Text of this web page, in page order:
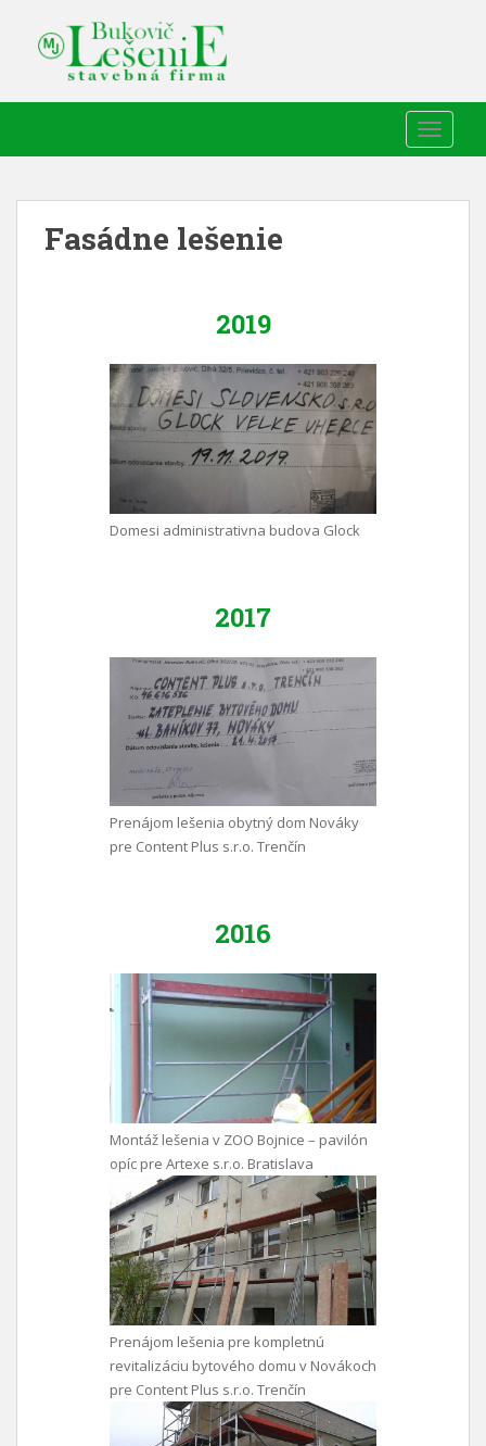
Fasádne lešenie
2019
Domesi administrativna budova Glock
2017
Prenájom lešenia obytný dom Nováky
pre Content Plus s.r.o. Trenčín
2016
Montáž lešenia v ZOO Bojnice – pavilón
opíc pre Artexe s.r.o. Bratislava
Prenájom lešenia pre kompletnú
revitalizáciu bytového domu v Novákoch
pre Content Plus s.r.o. Trenčín